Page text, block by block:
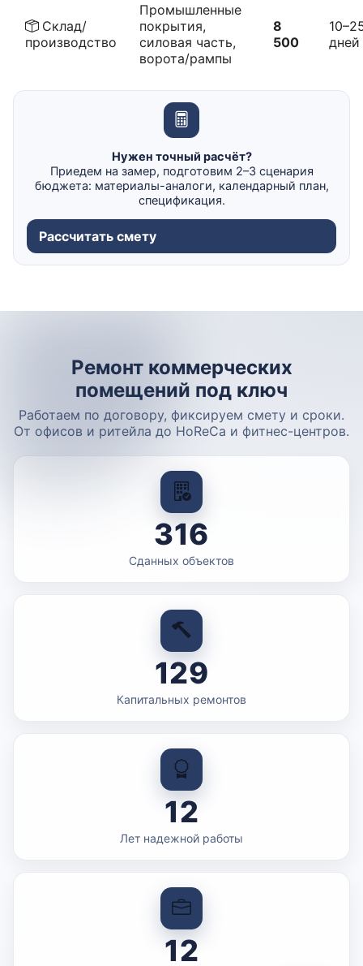
Склад/
производство
Промышленные
покрытия,
силовая часть,
ворота/рампы
8
500
дней
Нужен точный расчёт?
Приедем на замер, подготовим 2–3 сценария
бюджета: материалы-аналоги, календарный план,
спецификация.
Рассчитать смету
Ремонт коммерческих
помещений под ключ
Работаем по договору, фиксируем смету и сроки.
От офисов и ритейла до HoReCa и фитнес-центров.
316
Сданных объектов
129
Капитальных ремонтов
12
Лет надежной работы
12